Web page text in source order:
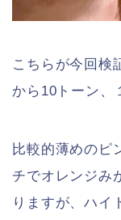
こちらが今回検
から10トーン、
比較的薄めのピ
チでオレンジみ
りますが、ハイ